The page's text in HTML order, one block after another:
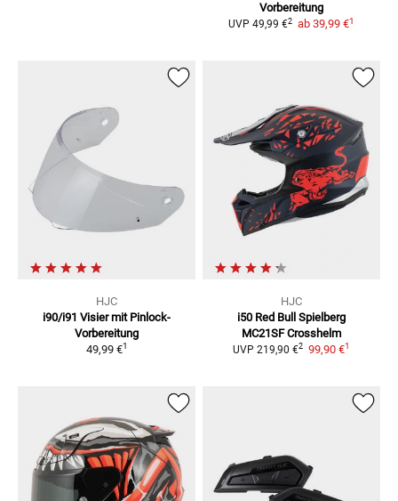
Vorbereitung
UVP 49,99 €2 ab 39,99 €1
HJC
i90/i91 Visier mit Pinlock-
Vorbereitung
49,99 €1
HJC
i50 Red Bull Spielberg
MC21SF Crosshelm
UVP 219,90 €2 99,90 €1